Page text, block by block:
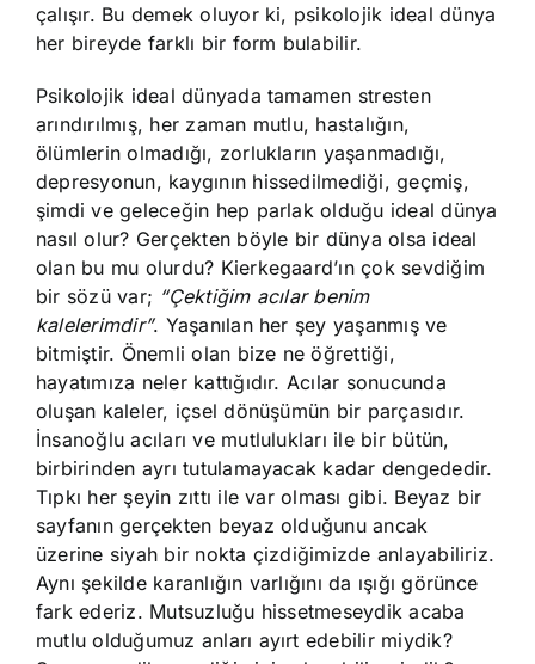
çalışır. Bu demek oluyor ki, psikolojik ideal dünya
her bireyde farklı bir form bulabilir.
Psikolojik ideal dünyada tamamen stresten
arındırılmış, her zaman mutlu, hastalığın,
ölümlerin olmadığı, zorlukların yaşanmadığı,
depresyonun, kaygının hissedilmediği, geçmiş,
şimdi ve geleceğin hep parlak olduğu ideal dünya
nasıl olur? Gerçekten böyle bir dünya olsa ideal
olan bu mu olurdu? Kierkegaard’ın çok sevdiğim
bir sözü var; “Çektiğim acılar benim
kalelerimdir”. Yaşanılan her şey yaşanmış ve
bitmiştir. Önemli olan bize ne öğrettiği,
hayatımıza neler kattığıdır. Acılar sonucunda
oluşan kaleler, içsel dönüşümün bir parçasıdır.
İnsanoğlu acıları ve mutlulukları ile bir bütün,
birbirinden ayrı tutulamayacak kadar dengededir.
Tıpkı her şeyin zıttı ile var olması gibi. Beyaz bir
sayfanın gerçekten beyaz olduğunu ancak
üzerine siyah bir nokta çizdiğimizde anlayabiliriz.
Aynı şekilde karanlığın varlığını da ışığı görünce
fark ederiz. Mutsuzluğu hissetmeseydik acaba
mutlu olduğumuz anları ayırt edebilir miydik?